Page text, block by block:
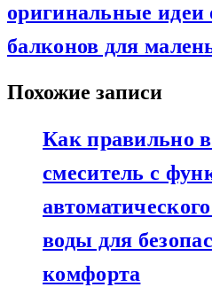
оригинальные
балконов для
Похожие записи
Как правильно
смеситель с
воды для
комфорта